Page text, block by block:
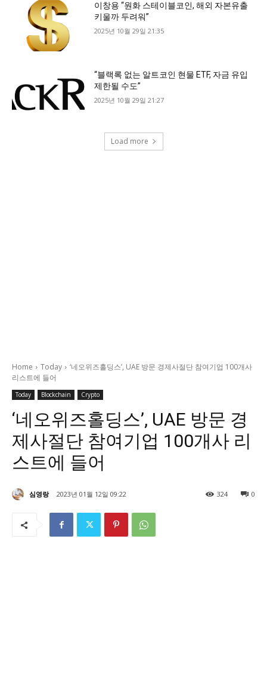
이창용 “원화 스테이블코인, 해외 자본유출
키울까 두려워”
2025년 10월 29일 21:35
“블랙록 없는 알트코인 현물 ETF, 자금 유입
제한될 수도”
2025년 10월 29일 21:27
Load more